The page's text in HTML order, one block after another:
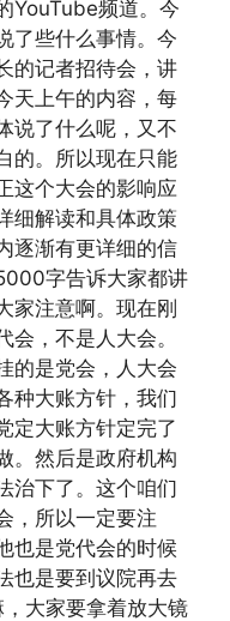
YouTube频道。今
了些什么事情。今
的记者招待会，讲
天上午的内容，每
说了什么呢，又不
的。所以现在只能
这个大会的影响应
细解读和具体政策
逐渐有更详细的信
字告诉大家都讲
家注意啊。现在刚
，不是人大会。
的是党会，人大会
种大账方针，我们
定大账方针定完了
。然后是政府机构
治下了。这个咱们
，所以一定要注
也是党代会的时候
也是要到议院再去
大家要拿着放大镜